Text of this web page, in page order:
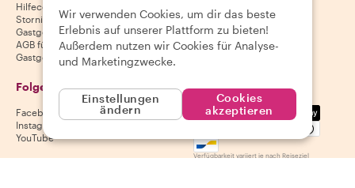
Hilfecenter für Gastgeber
Stornierungsbedingungen für
Gastgeber
AGB für Gastgeber
Gastgeber werden
Google Play Store
Folge uns
Facebook
Instagram
YouTube
Wir akzeptieren
Mastercard, Visa, Amex,
Verfügbarkeit variiert je nach Reiseziel
Wir verwenden Cookies, um dir das beste
Erlebnis auf unserer Plattform zu bieten!
Außerdem nutzen wir Cookies für Analyse-
und Marketingzwecke.
Einstellungen
ändern
Cookies
akzeptieren